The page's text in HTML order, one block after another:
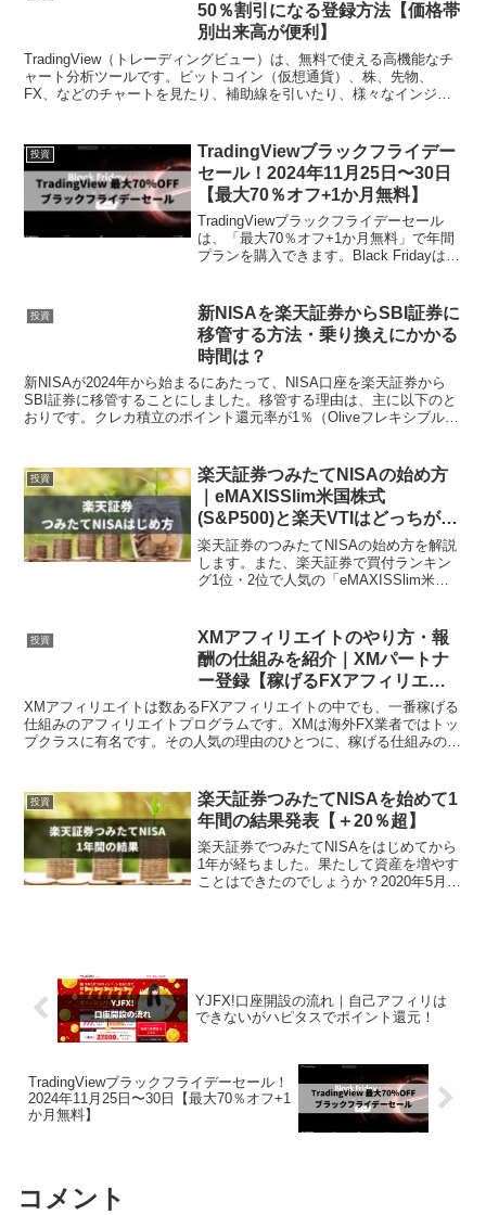
50％割引になる登録方法【価格帯
別出来高が便利】
TradingView（トレーディングビュー）は、無料で使える高機能なチ
ャート分析ツールです。ビットコイン（仮想通貨）、株、先物、
FX、などのチャートを見たり、補助線を引いたり、様々なインジケ
投資
TradingViewブラックフライデー
セール！2024年11月25日〜30日
【最大70％オフ+1か月無料】
TradingViewブラックフライデーセール
は、「最大70％オフ+1か月無料」で年間
プランを購入できます。Black Fridayは、
ルです。ブラックフラ...
投資
新NISAを楽天証券からSBI証券に
移管する方法・乗り換えにかかる
時間は？
新NISAが2024年から始まるにあたって、NISA口座を楽天証券から
SBI証券に移管することにしました。移管する理由は、主に以下のと
おりです。クレカ積立のポイント還元率が1％（Oliveフレキシブルペ
投資
楽天証券つみたてNISAの始め方
｜eMAXISSlim米国株式
(S&P500)と楽天VTIはどっちがい
いか比較【2021年版】
楽天証券のつみたてNISAの始め方を解説
します。また、楽天証券で買付ランキン
グ1位・2位で人気の「eMAXISSlim米国
らがいいのか比較してみました。（2...
投資
XMアフィリエイトのやり方・報
酬の仕組みを紹介｜XMパートナ
ー登録【稼げるFXアフィリエイ
ト】
XMアフィリエイトは数あるFXアフィリエイトの中でも、一番稼げる
仕組みのアフィリエイトプログラムです。XMは海外FX業者ではトッ
プクラスに有名です。その人気の理由のひとつに、稼げる仕組みの
投資
楽天証券つみたてNISAを始めて1
年間の結果発表【＋20％超】
楽天証券でつみたてNISAをはじめてから
1年が経ちました。果たして資産を増やす
ことはできたのでしょうか？2020年5月か
YJFX!口座開設の流れ｜自己アフィリは
できないがハピタスでポイント還元！
TradingViewブラックフライデーセール！
2024年11月25日〜30日【最大70％オフ+1
か月無料】
コメント